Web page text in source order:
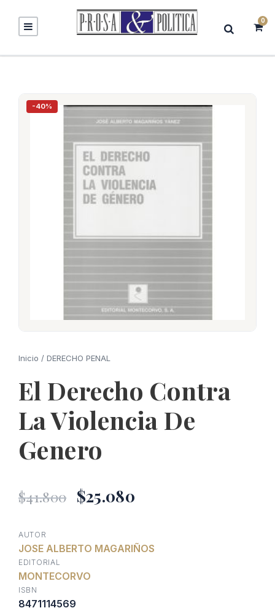
0
-40%
Inicio / DERECHO PENAL
El Derecho Contra
La Violencia De
Genero
$41.800 El
original
$25.080
actual
AUTOR
JOSE ALBERTO MAGARIÑOS
EDITORIAL
MONTECORVO
ISBN
8471114569